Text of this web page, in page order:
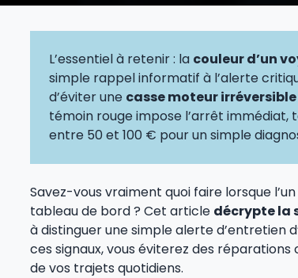
L’essentiel à retenir : la couleur d’un
simple rappel informatif à l’alerte
d’éviter une casse moteur
témoin rouge impose l’arrêt
entre 50 et 100 € pour un simple
Savez-vous vraiment quoi faire lorsque
tableau de bord ? Cet article décrypte la
à distinguer une simple alerte d’entretien
ces signaux, vous éviterez des
de vos trajets quotidiens.